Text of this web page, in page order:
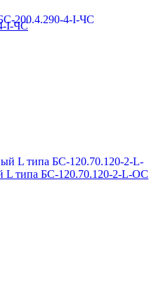
I-ЧС
L типа БС-120.70.120-2-L-ОС